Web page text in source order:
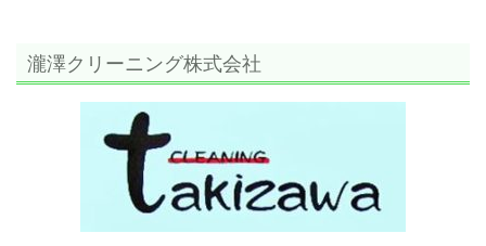
瀧澤クリーニング株式会社